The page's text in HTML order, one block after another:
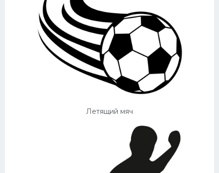
Летящий мяч